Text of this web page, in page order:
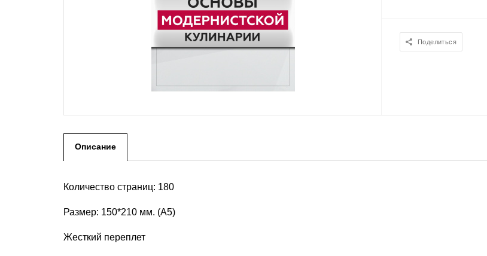
Поделиться
Описание
Количество страниц: 180
Размер: 150*210 мм. (А5)
Жесткий переплет